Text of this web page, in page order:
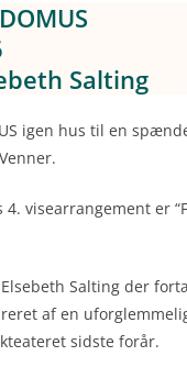
Salting
igen hus til en
visearrangement er
Salting der
af en
sidste forår.